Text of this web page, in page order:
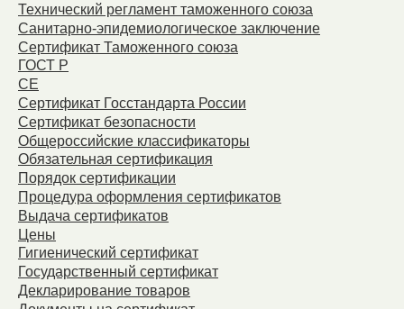
Технический регламент таможенного союза
Санитарно-эпидемиологическое заключение
Сертификат Таможенного союза
ГОСТ Р
СЕ
Сертификат Госстандарта России
Сертификат безопасности
Общероссийские классификаторы
Обязательная сертификация
Порядок сертификации
Процедура оформления сертификатов
Выдача сертификатов
Цены
Гигиенический сертификат
Государственный сертификат
Декларирование товаров